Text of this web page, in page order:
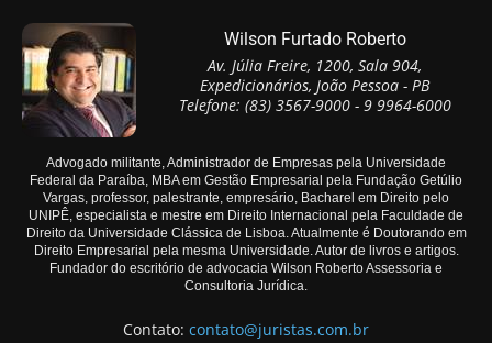
Wilson Furtado Roberto
Av. Júlia Freire, 1200, Sala 904,
Expedicionários, João Pessoa - PB
Telefone: (83) 3567-9000 - 9 9964-6000
Advogado militante, Administrador de Empresas pela Universidade
Federal da Paraíba, MBA em Gestão Empresarial pela Fundação Getúlio
Vargas, professor, palestrante, empresário, Bacharel em Direito pelo
UNIPÊ, especialista e mestre em Direito Internacional pela Faculdade de
Direito da Universidade Clássica de Lisboa. Atualmente é Doutorando em
Direito Empresarial pela mesma Universidade. Autor de livros e artigos.
Fundador do escritório de advocacia Wilson Roberto Assessoria e
Consultoria Jurídica.
Contato: contato@juristas.com.br